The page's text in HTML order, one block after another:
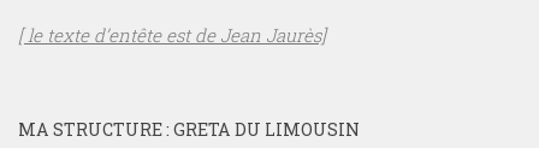
[ le texte d’entête est de Jean Jaurès]
MA STRUCTURE : GRETA DU LIMOUSIN